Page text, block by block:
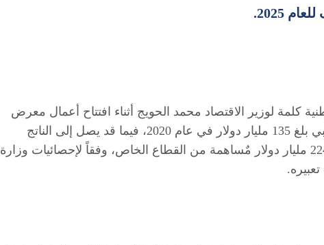
كلمة لوزير الاقتصاد محمد الحويج أثناء افتتاح أعمال معرض
طرابلس الدولي ادعاءه بأن (الناتج الإجمالي الليبي بلغ 135 مليار دولار في عام 2020، فيما قد يصل إلى الناتج
الإجمالي للعام 2025 إلى 420 مليار دولار، منها 224 مليار دولار مٌساهمة من القطاع الخاص، وفقاً لإحصائيات وزارة